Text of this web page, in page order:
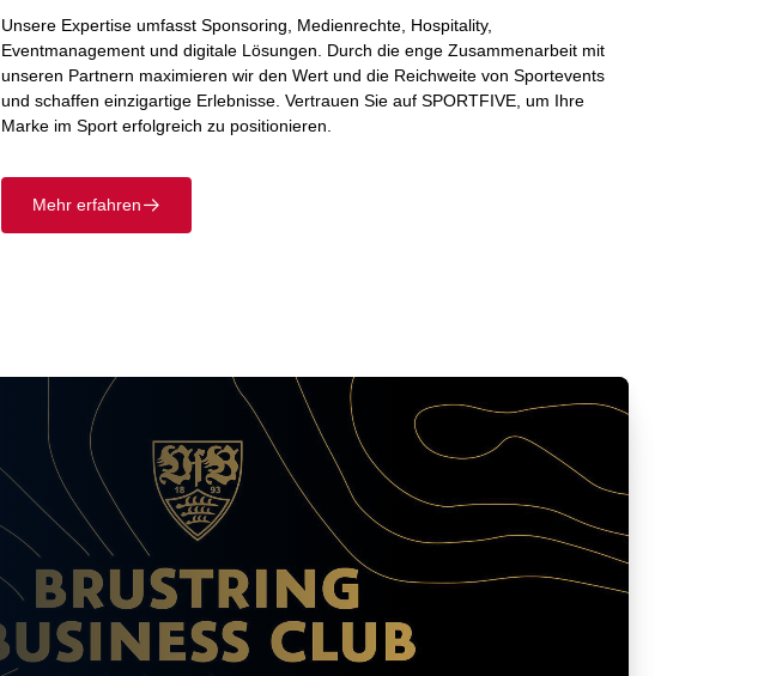
Unsere Expertise umfasst Sponsoring, Medienrechte, Hospitality,
Eventmanagement und digitale Lösungen. Durch die enge Zusammenarbeit mit
unseren Partnern maximieren wir den Wert und die Reichweite von Sportevents
und schaffen einzigartige Erlebnisse. Vertrauen Sie auf SPORTFIVE, um Ihre
Marke im Sport erfolgreich zu positionieren.
Mehr erfahren􀄫